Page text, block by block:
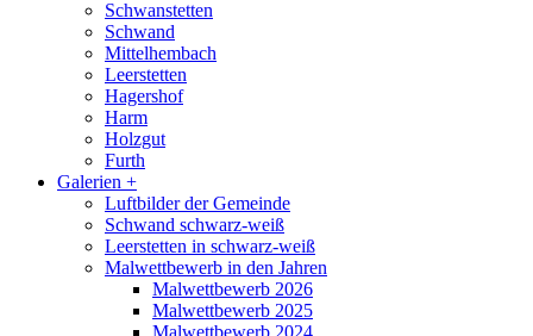
Schwanstetten
Schwand
Mittelhembach
Leerstetten
Hagershof
Harm
Holzgut
Furth
Galerien +
Luftbilder der Gemeinde
Schwand schwarz-weiß
Leerstetten in schwarz-weiß
Malwettbewerb in den Jahren
Malwettbewerb 2026
Malwettbewerb 2025
Malwettbewerb 2024